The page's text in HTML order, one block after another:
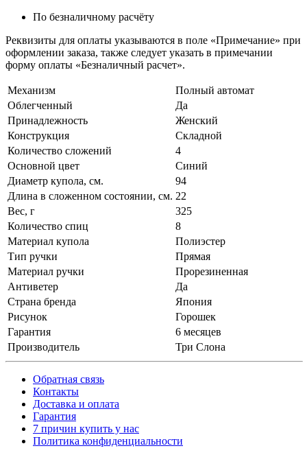
По безналичному расчёту
Реквизиты для оплаты указываются в поле «Примечание» при
оформлении заказа, также следует указать в примечании
форму оплаты «Безналичный расчет».
Механизм
Полный автомат
Облегченный
Да
Принадлежность
Женский
Конструкция
Складной
Количество сложений
4
Основной цвет
Синий
Диаметр купола, см.
94
Длина в сложенном состоянии, см. 22
Вес, г
325
Количество спиц
8
Материал купола
Полиэстер
Тип ручки
Прямая
Материал ручки
Прорезиненная
Антиветер
Да
Страна бренда
Япония
Рисунок
Горошек
Гарантия
6 месяцев
Производитель
Три Слона
Обратная связь
Контакты
Доставка и оплата
Гарантия
7 причин купить у нас
Политика конфиденциальности